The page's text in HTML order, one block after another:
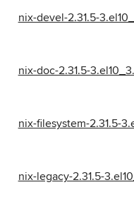
nix-devel-2.31.5-
nix-doc-2.31.5-
nix-filesystem-2.31.5-
nix-legacy-2.31.5-